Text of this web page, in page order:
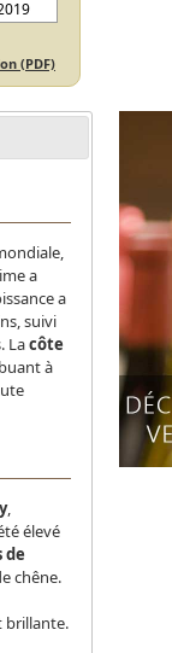
(PDF)
a
a
suivi
Lacôte
à
,
élevé
de
chêne.
brillante​.